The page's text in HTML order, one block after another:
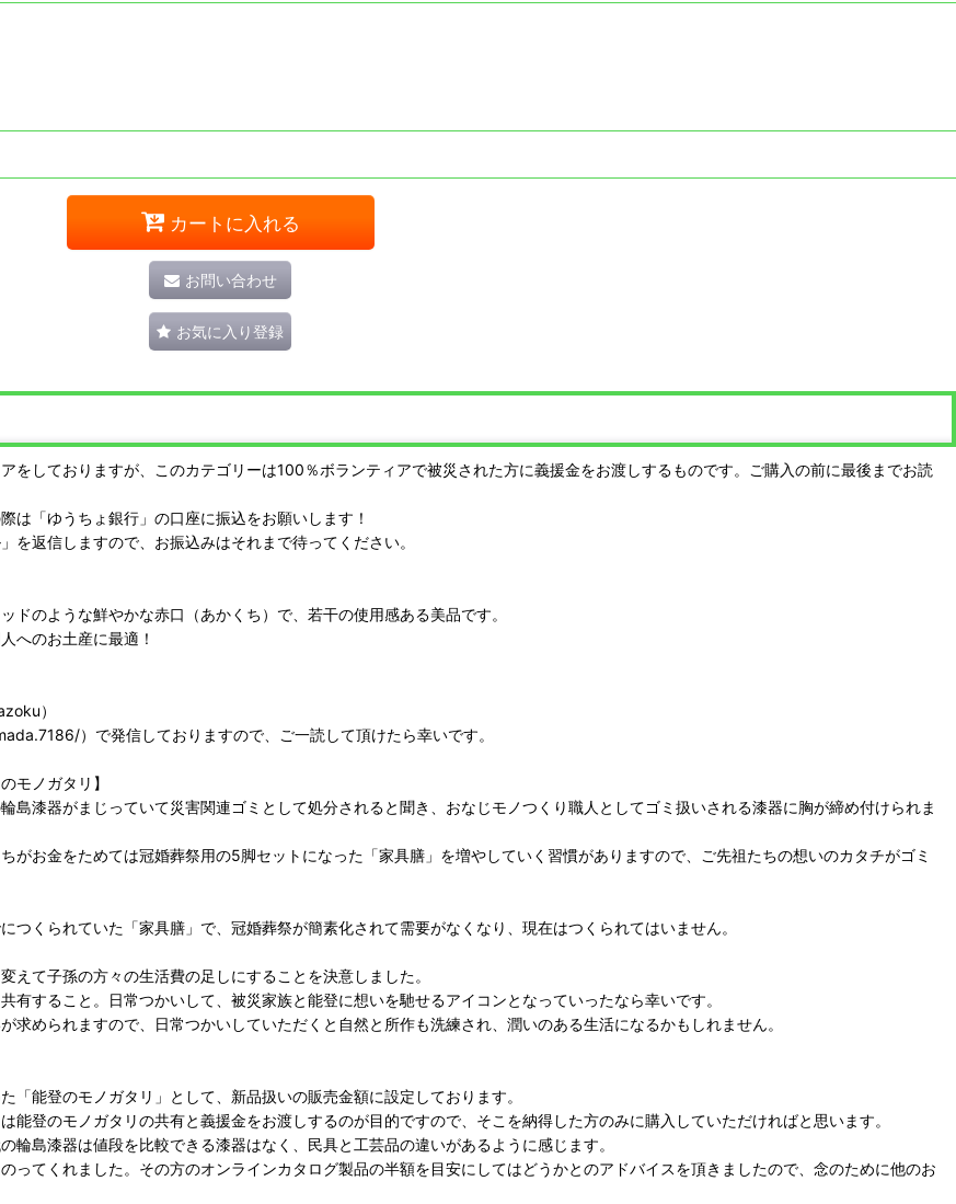
カートに入れる
お問い合わせ
お気に入り登録
をしておりますが、このカテゴリーは100％ボランティアで被災された方に義援金をお渡しするものです。ご購入の前に最後までお読
は「ゆうちょ銀行」の口座に振込をお願いします！
を返信しますので、お振込みはそれまで待ってください。
のような鮮やかな赤口（あかくち）で、若干の使用感ある美品です。
へのお土産に最適！
）
）で発信しておりますので、ご一読して頂けたら幸いです。
モノガタリ】
漆器がまじっていて災害関連ゴミとして処分されると聞き、おなじモノつくり職人としてゴミ扱いされる漆器に胸が締め付けられま
がお金をためては冠婚葬祭用の5脚セットになった「家具膳」を増やしていく習慣がありますので、ご先祖たちの想いのカタチがゴミ
くられていた「家具膳」で、冠婚葬祭が簡素化されて需要がなくなり、現在はつくられてはいません。
て子孫の方々の生活費の足しにすることを決意しました。
すること。日常つかいして、被災家族と能登に想いを馳せるアイコンとなっていったなら幸いです。
められますので、日常つかいしていただくと自然と所作も洗練され、潤いのある生活になるかもしれません。
能登のモノガタリ」として、新品扱いの販売金額に設定しております。
登のモノガタリの共有と義援金をお渡しするのが目的ですので、そこを納得した方のみに購入していただければと思います。
島漆器は値段を比較できる漆器はなく、民具と工芸品の違いがあるように感じます。
ってくれました。その方のオンラインカタログ製品の半額を目安にしてはどうかとのアドバイスを頂きましたので、念のために他のお